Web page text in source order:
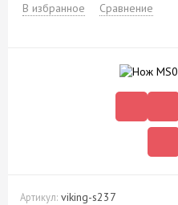
В избранное Сравнение
Артикул: viking-s237